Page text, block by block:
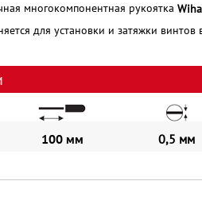
многокомпонентная рукоятка
для установки и затяжки винтов
100 мм 0,5 мм